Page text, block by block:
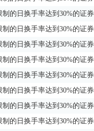
的日换手率达到30%的证券
的日换手率达到30%的证券
的日换手率达到30%的证券
的日换手率达到30%的证券
的日换手率达到30%的证券
的日换手率达到30%的证券
的日换手率达到30%的证券
的日换手率达到30%的证券